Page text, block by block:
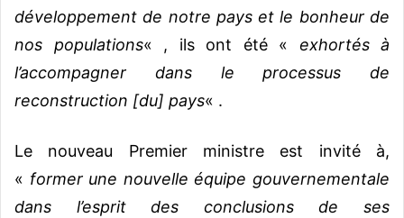
développement de notre pays et le bonheur de
nos populations« , ils ont été « exhortés à
l’accompagner dans le processus de
reconstruction [du] pays« .
Le nouveau Premier ministre est invité à,
« former une nouvelle équipe gouvernementale
dans l’esprit des conclusions de ses